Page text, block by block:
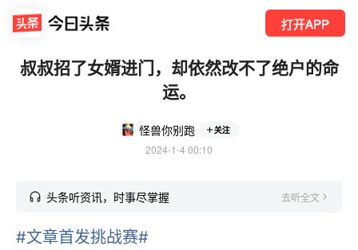
打开APP
叔叔招了女婿进门，却依然改不了绝户的命
运。
怪兽你别跑 关注
2024-1-4 00:10
头条听资讯，时事尽掌握 去听全文
#文章首发挑战赛#